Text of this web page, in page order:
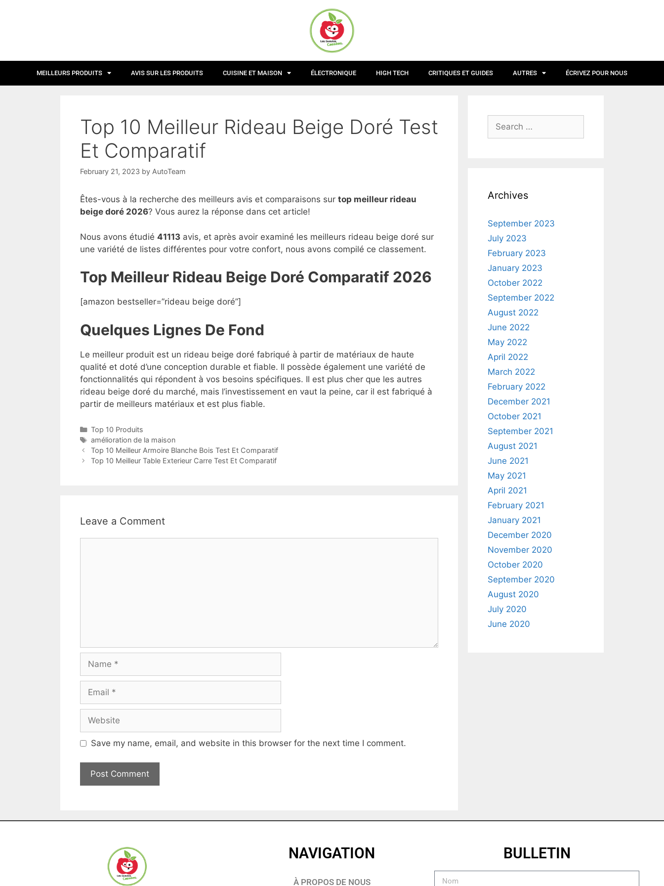
MEILLEURS PRODUITS AVIS SUR LES PRODUITS CUISINE ET MAISON ÉLECTRONIQUE HIGH TECH CRITIQUES ET GUIDES AUTRES ÉCRIVEZ POUR NOUS
Top 10 Meilleur Rideau Beige Doré Test
Et Comparatif
February 21, 2023 by AutoTeam
Êtes-vous à la recherche des meilleurs avis et comparaisons sur top meilleur rideau
beige doré 2026? Vous aurez la réponse dans cet article!
Nous avons étudié 41113 avis, et après avoir examiné les meilleurs rideau beige doré sur
une variété de listes différentes pour votre confort, nous avons compilé ce classement.
Top Meilleur Rideau Beige Doré Comparatif 2026
[amazon bestseller=”rideau beige doré”]
Quelques Lignes De Fond
Le meilleur produit est un rideau beige doré fabriqué à partir de matériaux de haute
qualité et doté d’une conception durable et fiable. Il possède également une variété de
fonctionnalités qui répondent à vos besoins spécifiques. Il est plus cher que les autres
rideau beige doré du marché, mais l’investissement en vaut la peine, car il est fabriqué à
partir de meilleurs matériaux et est plus fiable.
Top 10 Produits
amélioration de la maison
Top 10 Meilleur Armoire Blanche Bois Test Et Comparatif
Top 10 Meilleur Table Exterieur Carre Test Et Comparatif
Leave a Comment
Save my name, email, and website in this browser for the next time I comment.
Archives
September 2023
July 2023
February 2023
January 2023
October 2022
September 2022
August 2022
June 2022
May 2022
April 2022
March 2022
February 2022
December 2021
October 2021
September 2021
August 2021
June 2021
May 2021
April 2021
February 2021
January 2021
December 2020
November 2020
October 2020
September 2020
August 2020
July 2020
June 2020
NAVIGATION
À PROPOS DE NOUS
BULLETIN